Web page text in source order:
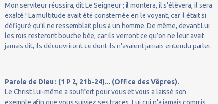
Mon serviteur réussira, dit Le Seigneur ; il montera, il s’élèvera, il sera
exalté ! La multitude avait été consternée en le voyant, car il était si
défiguré qu’il ne ressemblait plus à un homme. De même, devant Lui
les rois resteront bouche bée, car ils verront ce qu’on ne leur avait
jamais dit, ils découvriront ce dont ils n’avaient jamais entendu parler.
Parole de Dieu : (1 P 2, 21b-24)... (Office des Vêpres).
Le Christ Lui-même a souffert pour vous et vous a laissé son
exemple afin que vous suiviez ses traces, Lui qui n’a jamais commis